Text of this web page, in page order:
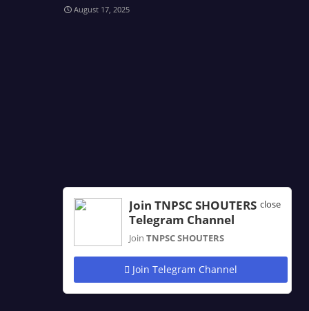
August 17, 2025
close
Join TNPSC SHOUTERS
Telegram Channel
Join TNPSC SHOUTERS
Join Telegram Channel